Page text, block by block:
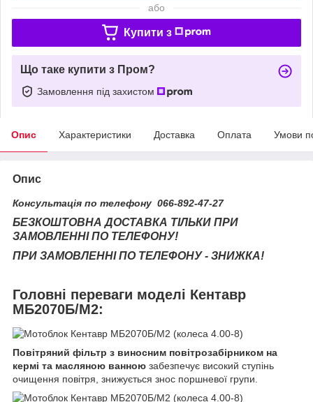
або
Купити з
Що таке купити з Пром?
Замовлення під захистом
Опис Характеристики Доставка Оплата Умови
Опис
Консультація по телефону 066-892-47-27
БЕЗКОШТОВНА ДОСТАВКА ТІЛЬКИ ПРИ
ЗАМОВЛЕННІ ПО ТЕЛЕФОНУ!
ПРИ ЗАМОВЛЕННІ ПО ТЕЛЕФОНУ - ЗНИЖКА!
Головні переваги моделі Кентавр
МБ2070Б/М2:
Повітряний фільтр з виносним повітрозабірником на
кермі та масляною ванною забезпечує високий ступінь
очищення повітря, знижується знос поршневої групи.